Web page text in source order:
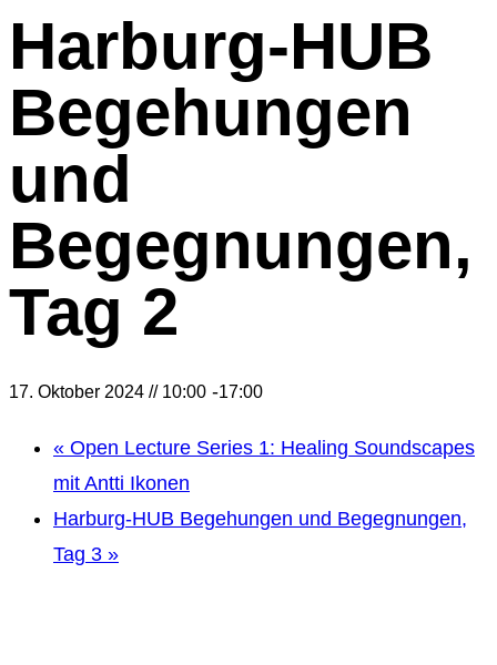
Harburg-HUB
Begehungen
und
Begegnungen,
Tag 2
17. Oktober 2024 // 10:00 -17:00
« Open Lecture Series 1: Healing Soundscapes
mit Antti Ikonen
Harburg-HUB Begehungen und Begegnungen,
Tag 3 »